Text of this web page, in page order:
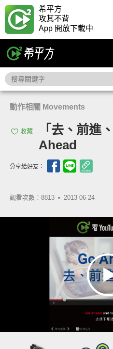
希平方
攻其不背
App 開放下載中
動作相關 Movements
收藏
「去、前進
Ahead
分享給好友：
觀看次數：8813 • 2013-06-24